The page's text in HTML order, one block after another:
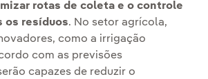
rotas de coleta e o controle
os resíduos. No setor agrícola,
como a irrigação
com as previsões
capazes de reduzir o